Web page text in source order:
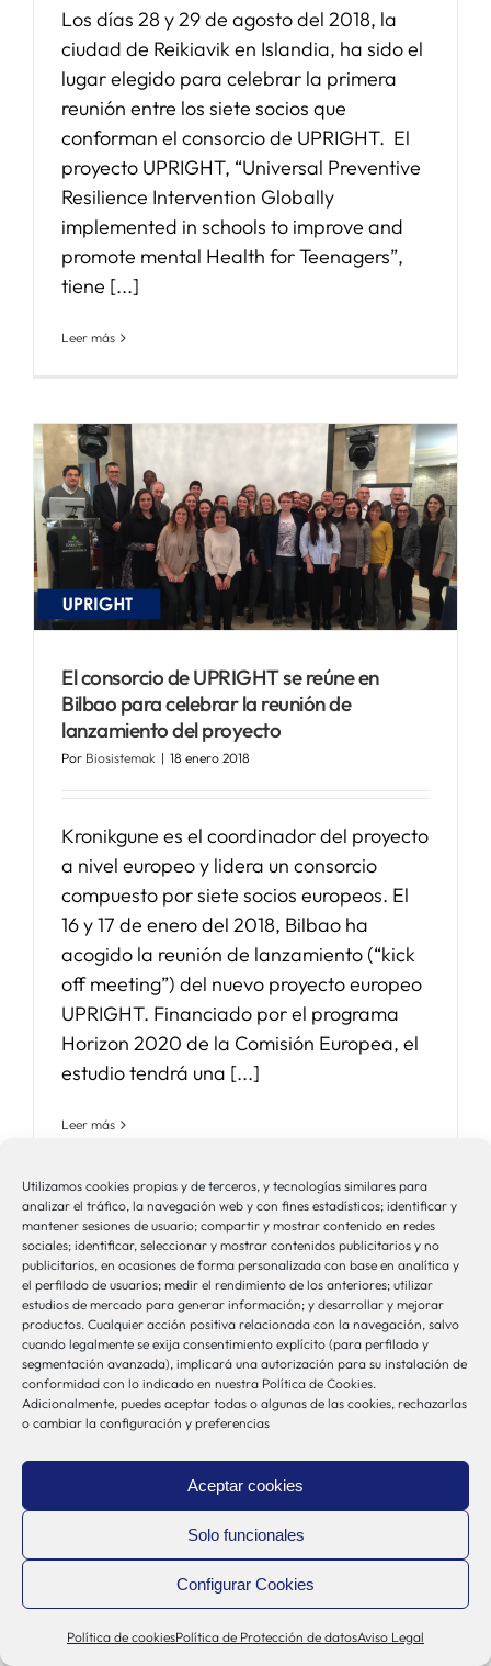
Utilizamos cookies propias y de terceros, y tecnologías similares para
analizar el tráfico, la navegación web y con fines estadísticos; identificar y
mantener sesiones de usuario; compartir y mostrar contenido en redes
sociales; identificar, seleccionar y mostrar contenidos publicitarios y no
publicitarios, en ocasiones de forma personalizada con base en analítica y
el perfilado de usuarios; medir el rendimiento de los anteriores; utilizar
estudios de mercado para generar información; y desarrollar y mejorar
productos. Cualquier acción positiva relacionada con la navegación, salvo
cuando legalmente se exija consentimiento explícito (para perfilado y
segmentación avanzada), implicará una autorización para su instalación de
conformidad con lo indicado en nuestra Política de Cookies.
Adicionalmente, puedes aceptar todas o algunas de las cookies, rechazarlas
o cambiar la configuración y preferencias
Aceptar cookies
Solo funcionales
Configurar Cookies
Política de cookiesPolítica de Protección de datosAviso Legal
Los días 28 y 29 de agosto del 2018, la
ciudad de Reikiavik en Islandia, ha sido el
lugar elegido para celebrar la primera
reunión entre los siete socios que
conforman el consorcio de UPRIGHT. El
proyecto UPRIGHT, “Universal Preventive
Resilience Intervention Globally
implemented in schools to improve and
promote mental Health for Teenagers”,
tiene [...]
Leer más
El consorcio de UPRIGHT se reúne en
Bilbao para celebrar la reunión de
lanzamiento del proyecto
Por Biosistemak | 18 enero 2018
Kronikgune es el coordinador del proyecto
a nivel europeo y lidera un consorcio
compuesto por siete socios europeos. El
16 y 17 de enero del 2018, Bilbao ha
acogido la reunión de lanzamiento (“kick
off meeting”) del nuevo proyecto europeo
UPRIGHT. Financiado por el programa
Horizon 2020 de la Comisión Europea, el
estudio tendrá una [...]
Leer más
Concesión del proyecto europeo UPRIGHT